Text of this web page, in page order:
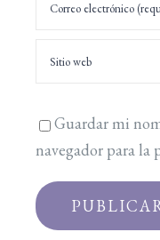
Guardar mi
navegador para la